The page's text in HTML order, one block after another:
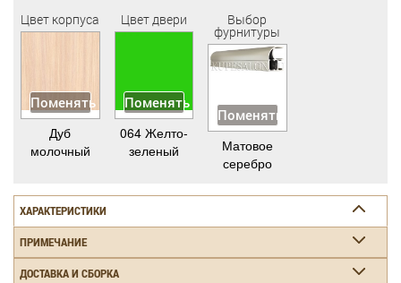
Цвет корпуса
Поменять
Дуб
молочный
Цвет двери
Поменять
064 Желто-
зеленый
Выбор
фурнитуры
Поменять
Матовое
серебро
ХАРАКТЕРИСТИКИ
ПРИМЕЧАНИЕ
ДОСТАВКА И СБОРКА